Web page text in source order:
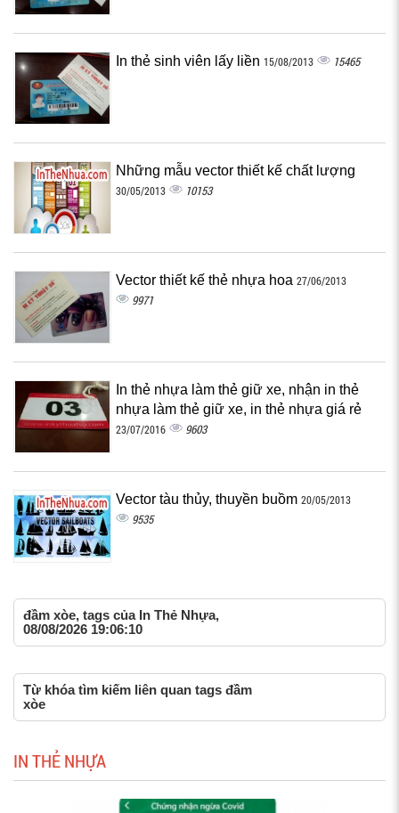
In thẻ sinh viên lấy liền 15/08/2013 15465
Những mẫu vector thiết kế chất lượng
30/05/2013 10153
Vector thiết kế thẻ nhựa hoa 27/06/2013
9971
In thẻ nhựa làm thẻ giữ xe, nhận in thẻ
nhựa làm thẻ giữ xe, in thẻ nhựa giá rẻ
23/07/2016 9603
Vector tàu thủy, thuyền buồm 20/05/2013
9535
đầm xòe, tags của In Thẻ Nhựa,
08/08/2026 19:06:10
Từ khóa tìm kiếm liên quan tags đầm
xòe
IN THẺ NHỰA